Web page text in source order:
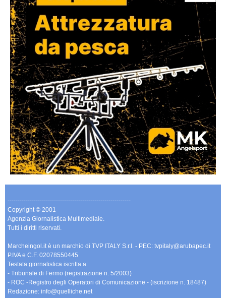
-------------------------------------------------------------
Copyright © 2001-
Agenzia Giornalistica Multimediale.
Tutti i diritti riservati.
Marcheingol.it è un marchio di TVP ITALY S.r.l. - PEC: tvpitaly@arubapec.it
P.IVA e C.F. 02078550445
Testata giornalistica iscritta a:
- Tribunale di Fermo (registrazione n. 5/2003)
- ROC -Registro degli Operatori di Comunicazione - (iscrizione n. 18487)
Redazione: info@quelliche.net